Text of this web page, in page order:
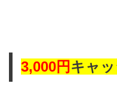
3,000円 キャ